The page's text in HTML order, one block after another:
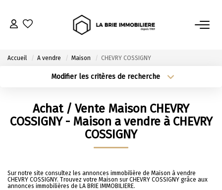
Nos Biens À L’achat
Notre Guide D’achat
VENDRE
Le Mandat Premium
Accueil A vendre Maison CHEVRY COSSIGNY
Modifier les critères de recherche
Sélectionnez...
Type de bien
Surface min
Achat / Vente Maison CHEVRY
COSSIGNY - Maison a vendre à CHEVRY
COSSIGNY
Sur notre site consultez les annonces immobilière de Maison à vendre
CHEVRY COSSIGNY. Trouvez votre Maison sur CHEVRY COSSIGNY grâce aux
annonces immobilières de LA BRIE IMMOBILIERE.